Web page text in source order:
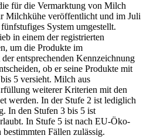
für die Vermarktung von Milch
Milchkühe veröffentlicht und im Juli
System umgestellt.
in einem der registrierten
um die Produkte im
entsprechenden Kennzeichnung
ob er seine Produkte mit
5 versieht. Milch aus
weiterer Kriterien mit den
werden. In der Stufe 2 ist lediglich
In den Stufen 3 bis 5 ist
In Stufe 5 ist nach EU-Öko-
Fällen zulässig.